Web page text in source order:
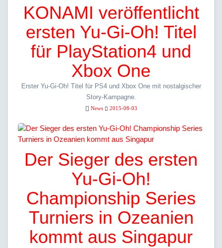
KONAMI veröffentlicht
ersten Yu-Gi-Oh! Titel
für PlayStation4 und
Xbox One
Erster Yu-Gi-Oh! Titel für PS4 und Xbox One mit nostalgischer
Story-Kampagne.
News 2015-08-03
Der Sieger des ersten
Yu-Gi-Oh!
Championship Series
Turniers in Ozeanien
kommt aus Singapur